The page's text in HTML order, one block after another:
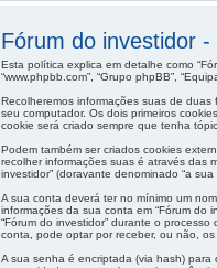
Fórum do investidor
Esta política explica em detalhe como
“www.phpbb.com”, “Grupo phpBB”,
Recolheremos informações suas de
seu computador. Os dois primeiros
cookie será criado sempre que tenha
Podem também ser criados cookies
recolher informações suas é através das
investidor” (doravante denominado “a
A sua conta deverá ter no mínimo um
informações da sua conta em “Fórum do
“Fórum do investidor” durante o
conta, pode optar por receber, ou não,
A sua senha é encriptada (via hash)